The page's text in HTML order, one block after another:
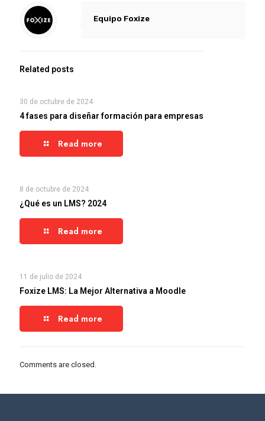
Equipo Foxize
Related posts
30 de octubre de 2024
4 fases para diseñar formación para empresas
Read more
8 de octubre de 2024
¿Qué es un LMS? 2024
Read more
11 de julio de 2024
Foxize LMS: La Mejor Alternativa a Moodle
Read more
Comments are closed.